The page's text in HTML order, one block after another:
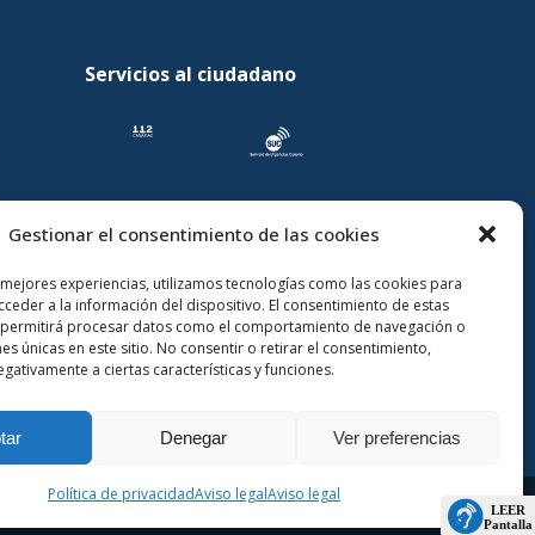
Gestionar el consentimiento de las cookies
experiencias, utilizamos tecnologías como las cookies para
a la información del dispositivo. El consentimiento de estas
procesar datos como el comportamiento de navegación o
únicas en este sitio. No consentir o retirar el consentimiento,
a ciertas características y funciones.
Denegar Ver preferencias
Política de privacidadAviso legalAviso legal
Servicios al ciudadano